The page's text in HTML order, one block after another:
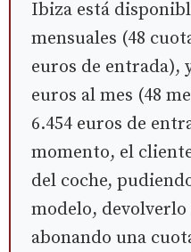
Ibiza está
mensuales (48
euros de entrada),
euros al mes (48
6.454 euros de
momento, el
del coche,
modelo, devolverlo
abonando una